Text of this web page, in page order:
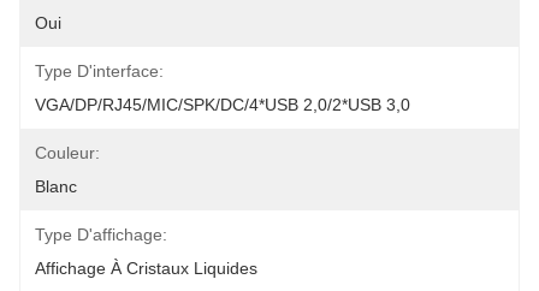
Oui
Type D'interface:
VGA/DP/RJ45/MIC/SPK/DC/4*USB 2,0/2*USB 3,0
Couleur:
Blanc
Type D'affichage:
Affichage À Cristaux Liquides